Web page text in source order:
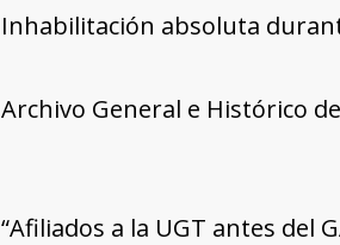
Inhabilitación absoluta
Archivo General e Histórico
“Afiliados a la UGT antes del